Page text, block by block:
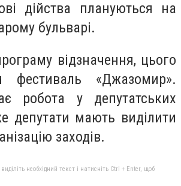
дійства плануються на
бульварі.
відзначення, цього
фестиваль «Джазомир».
робота у депутатських
депутати мають виділити
заходів.
необхідний текст і натисніть Ctrl + Enter, щоб